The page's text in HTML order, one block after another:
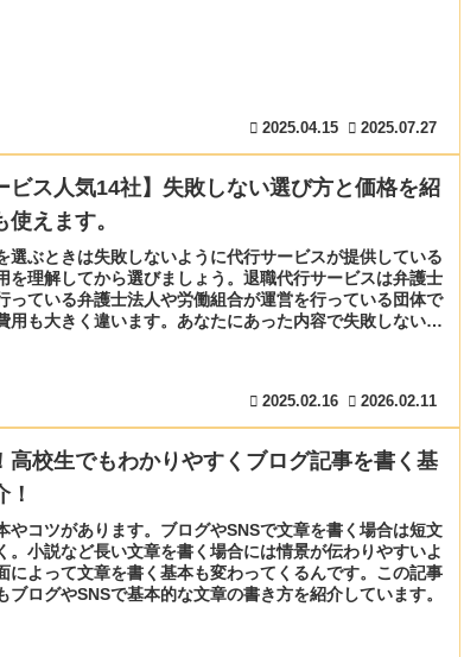
2025.04.15 2025.07.27
ビス人気14社】失敗しない選び方と価格を紹
えます。
選ぶときは失敗しないように代行サービスが提供している
を理解してから選びましょう。退職代行サービスは弁護士
っている弁護士法人や労働組合が運営を行っている団体で
用も大きく違います。あなたにあった内容で失敗しない退
2025.02.16 2026.02.11
高校生でもわかりやすくブログ記事を書く基
やコツがあります。ブログやSNSで文章を書く場合は短文
。小説など長い文章を書く場合には情景が伝わりやすいよ
によって文章を書く基本も変わってくるんです。この記事
ブログやSNSで基本的な文章の書き方を紹介しています。